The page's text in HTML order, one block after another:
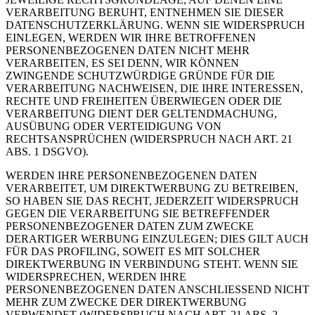
VERARBEITUNG BERUHT, ENTNEHMEN SIE DIESER
DATENSCHUTZERKLÄRUNG. WENN SIE WIDERSPRUCH
EINLEGEN, WERDEN WIR IHRE BETROFFENEN
PERSONENBEZOGENEN DATEN NICHT MEHR
VERARBEITEN, ES SEI DENN, WIR KÖNNEN
ZWINGENDE SCHUTZWÜRDIGE GRÜNDE FÜR DIE
VERARBEITUNG NACHWEISEN, DIE IHRE INTERESSEN,
RECHTE UND FREIHEITEN ÜBERWIEGEN ODER DIE
VERARBEITUNG DIENT DER GELTENDMACHUNG,
AUSÜBUNG ODER VERTEIDIGUNG VON
RECHTSANSPRÜCHEN (WIDERSPRUCH NACH ART. 21
ABS. 1 DSGVO).
WERDEN IHRE PERSONENBEZOGENEN DATEN
VERARBEITET, UM DIREKTWERBUNG ZU BETREIBEN,
SO HABEN SIE DAS RECHT, JEDERZEIT WIDERSPRUCH
GEGEN DIE VERARBEITUNG SIE BETREFFENDER
PERSONENBEZOGENER DATEN ZUM ZWECKE
DERARTIGER WERBUNG EINZULEGEN; DIES GILT AUCH
FÜR DAS PROFILING, SOWEIT ES MIT SOLCHER
DIREKTWERBUNG IN VERBINDUNG STEHT. WENN SIE
WIDERSPRECHEN, WERDEN IHRE
PERSONENBEZOGENEN DATEN ANSCHLIESSEND NICHT
MEHR ZUM ZWECKE DER DIREKTWERBUNG